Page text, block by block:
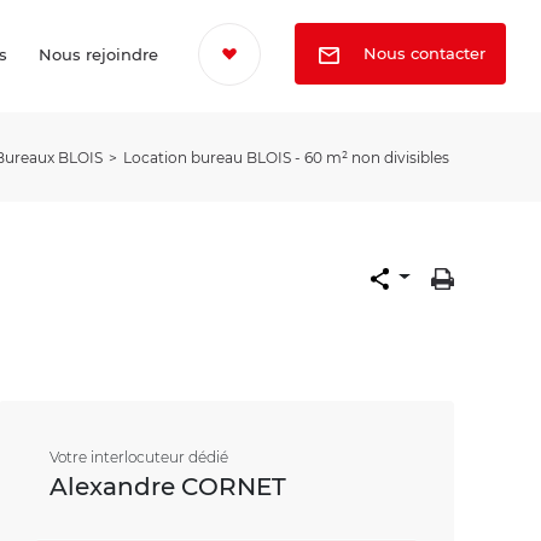
Nous rejoindre Nous contacter
BLOIS Location bureau BLOIS - 60 m² non divisibles
Votre interlocuteur dédié
Alexandre CORNET